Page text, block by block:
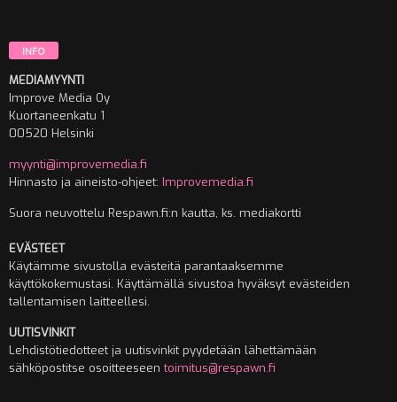
INFO
MEDIAMYYNTI
Improve Media Oy
Kuortaneenkatu 1
00520 Helsinki
myynti@improvemedia.fi
Hinnasto ja aineisto-ohjeet: Improvemedia.fi
Suora neuvottelu Respawn.fi:n kautta, ks. mediakortti
EVÄSTEET
Käytämme sivustolla evästeitä parantaaksemme
käyttökokemustasi. Käyttämällä sivustoa hyväksyt evästeiden
tallentamisen laitteellesi.
UUTISVINKIT
Lehdistötiedotteet ja uutisvinkit pyydetään lähettämään
sähköpostitse osoitteeseentoimitus@respawn.fi